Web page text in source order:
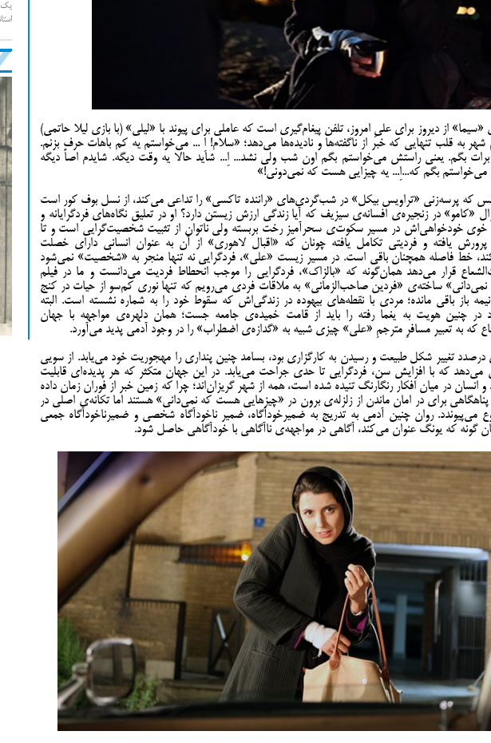
«سیما» از دیروز برای علیِ امروز، تلفن پیغام‌گیری است که عاملی برای پیوند با «لیلی» (با بازی لیلا حاتمی)
شهر به قلب تنهایی که خبر از ناگفته‌ها و نادیده‌ها می‌دهد؛ «سلام! اِ ... می‌خواستم یه کم باهات حرف بزنم.
بگم. یعنی راستش می‌خواستم بگم اون شب ولی نشد... اِ... شاید حالا یه وقت دیگه. شایدم اصاً دیگه
می‌خواستم بگم که...اِ... یه چیزایی هست که نمی‌دونی!»
که پرسه‌زنی «تراویس بیکل» در شب‌گردی‌های «راننده تاکسی» را تداعی می‌کند، از نسل بوف کور است
«کامو» در زنجیره‌ی افسانه‌ی سیزیف که آیا زندگی ارزش زیستن دارد؟ او در تعلیق نگاه‌های فردگرایانه و
خوی خودخواهی‌اش در مسیر سکوت‌ی سحرآمیز رخت بربسته ولی ناتوان از تثبیت شخصیت‌گرایی است و تا
یافته و فردیتی تکامل یافته چونان که «اقبال لاهوری» از آن به عنوان انسانی دارای خصلت
خط فاصله همچنان باقی است. در مسیر زیست «علی»، فردگرایی نه تنها منجر به «شخصیت» نمی‌شود
قرار می‌دهد همان‌گونه که «بالزاک»، فردگرایی را موجب انحطاط فردیت می‌دانست و ما در فیلم
ساخته‌ی «فردین صاحب‌الزمانی» به ملاقات فردی می‌رویم که تنها نوری کم‌سو از حیات ‌در کنج
باز باقی مانده؛ مردی با نقطه‌های بیهوده در زندگی‌اش که سقوط خود را به شماره نشسته است. البته
چنین هویت به یغما رفته را باید از قامت خمیده‌ی جامعه جُست؛ همان دلهره‌ی مواجهه با جهان
که به تعبیر مسافرِ مترجمِ «علی» چیزی شبیه به «گدازه‌ی اضطراب» را در وجود آدمی پدید می‌آورد.
تغییر شکل طبیعت و رسیدن به کارگزاری بود، بسامد چنین پنداری را مهجوریت خود می‌یابد. از سویی
می‌دهد که با افزایش سن، فردگرایی تا حدی جراحت می‌یابد. در این جهان متکثر که هر پدیده‌ای قابلیت
و انسان در میان افکار رنگارنگ تنیده شده است، همه از شهر گریزان‌اند؛ چرا که زمین خبر از فوران زمان داده
برای در امان ماندن از زلزله‌ی برون در «چیزهایی هست که نمی‌دانی» هستند اما تکانه‌ی اصلی در
می‌پیوندد. روان چنین آدمی به تدریج به ضمیرخودآگاه، ضمیر ناخودآگاه شخصی و ضمیرناخودآگاه جمعی
گونه که یونگ عنوان می‌کند، آگاهی در مواجهه‌ی ناآگاهی با خودآگاهی حاصل شود.
یک